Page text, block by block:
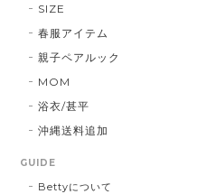
SIZE
春服アイテム
親子ペアルック
MOM
浴衣/甚平
沖縄送料追加
GUIDE
Bettyについて